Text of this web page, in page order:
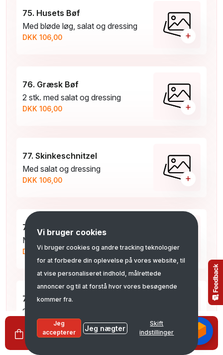
Vi bruger cookies
Vi bruger cookies og andre tracking teknologier
for at forbedre din oplevelse på vores website, til
at vise personaliseret indhold, målrettede
annoncer og til at forstå hvor vores besøgende
kommer fra.
Jeg
accepterer
Jeg nægter
Skift
indstillinger
75. Husets Bøf
Med bløde løg, salat og dressing
DKK 106,00 +
76. Græsk Bøf
2 stk. med salat og dressing
DKK 106,00 +
77. Skinkeschnitzel
Med salat og dressing
DKK 106,00 +
78. Grillspyd
Med salat og dressing
DKK 106,00
79. NY. Kyllingspyd
2.stk. med salat og bearnaisesauce
DKK 102,00
Se kurv DKK 0,00